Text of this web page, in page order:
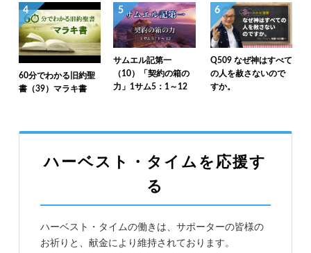
4
60分でわかる旧約聖
書（39）マラキ書
5
サムエル記第一
（10）「契約の箱の
力」1サム5：1～12
6
Q509 なぜ神はすべて
の人を赦さないので
すか。
ハーベスト・タイムを応援す
る
ハーベスト・タイムの働きは、サポーターの皆様の
お祈りと、献金により維持されております。